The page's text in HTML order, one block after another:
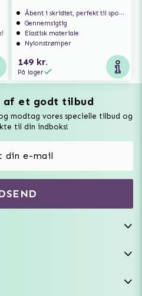
Åbent i skridtet, perfekt til spontan sex
Gennemsigtig
Elastisk materiale
Nylonstrømper
149 kr.
På lager
af et godt tilbud
modtag vores specielle tilbud og
til din indboks!